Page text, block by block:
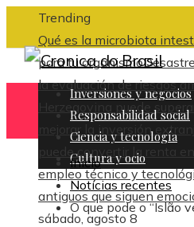
Trending
Qué es la microbiota
para tu organismo
la evaluación de riesgos
Herzegovina puede
mejorar la inversión
puede convertir la renta
empleo técnico y
antiguos que siguen
sábado, agosto 8
Inversiones y negocios
Responsabilidad social
Ciencia y tecnología
Cultura y ocio
Inicio
Notícias recentes
O que pode o “Islão